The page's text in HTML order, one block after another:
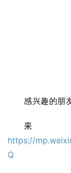
感兴趣的朋
https://
Q